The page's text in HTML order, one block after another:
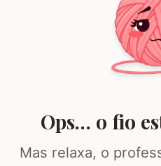
Ops… o fio
Mas relaxa, o